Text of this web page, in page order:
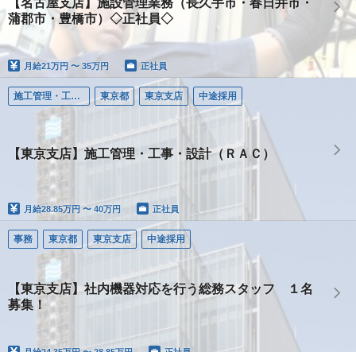
【名古屋支店】施設管理業務（長久手市・春日井市・
蒲郡市・豊橋市）◇正社員◇
月給21万円 〜 35万円 正社員
施工管理・工事・設計（ＲＡＣ） 東京都 東京支店 中途採用
【東京支店】施工管理・工事・設計（ＲＡＣ）
月給28.85万円 〜 40万円 正社員
事務 東京都 東京支店 中途採用
【東京支店】社内機器対応を行う総務スタッフ １名
募集！